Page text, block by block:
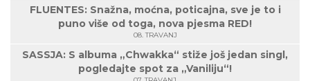
FLUENTES: Snažna, moćna, poticajna, sve je to i
puno više od toga, nova pjesma RED!
08. TRAVANJ
SASSJA: S albuma „Chwakka“ stiže još jedan singl,
pogledajte spot za „Vaniliju“!